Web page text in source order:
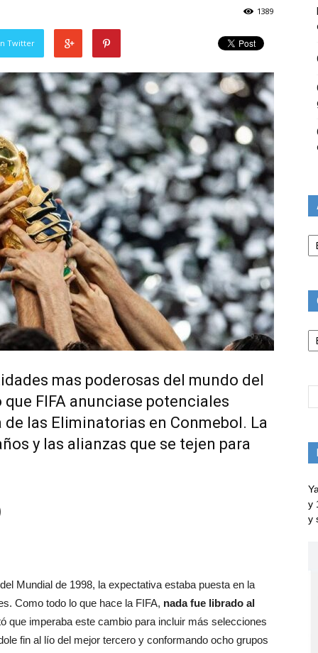
1389
Twitter
mas poderosas del mundo del
FIFA anunciase potenciales
las Eliminatorias en Conmebol. La
y las alianzas que se tejen para
Mundial de 1998, la expectativa estaba puesta en la
Como todo lo que hace la FIFA, nada fue librado al
que imperaba este cambio para incluir más selecciones
fin al lío del mejor tercero y conformando ocho grupos
y
y